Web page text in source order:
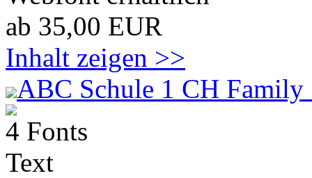
ab 35,00 EUR
Inhalt zeigen >>
ABC Schule 1 CH Family
4 Fonts
Text